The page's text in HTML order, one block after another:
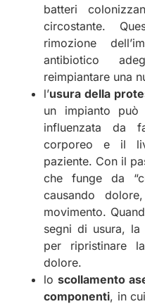
batteri
circostante.
rimozione
antibiotico
reimpiantare una
l’usura della
un impianto
influenzata da
corporeo e il
paziente. Con il
che funge da
causando
movimento.
segni di usura, la
per ripristinare
dolore.
loscollamento
componenti, in